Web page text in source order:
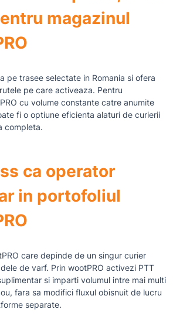
magazinul
pe trasee selectate in Romania si ofera
pe care activeaza. Pentru
cu volume constante catre anumite
fi o optiune eficienta alaturi de curierii
completa.
ca operator
in portofoliul
care depinde de un singur curier
de varf. Prin wootPRO activezi PTT
si imparti volumul intre mai multi
fara sa modifici fluxul obisnuit de lucru
separate.